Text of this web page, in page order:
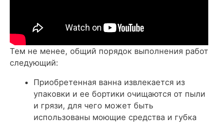
Тем не менее, общий порядок выполнения работ
следующий:
Приобретенная ванна извлекается из
упаковки и ее бортики очищаются от пыли
и грязи, для чего может быть
использованы моющие средства и губка